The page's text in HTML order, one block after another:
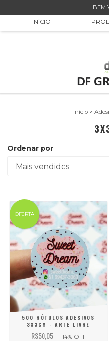
BEM
INÍCIO
Início >
Ordenar por
OFERTA
500 RÓTULOS ADESIVOS
3X3CM - ARTE LIVRE
R$50,05 -14% OFF